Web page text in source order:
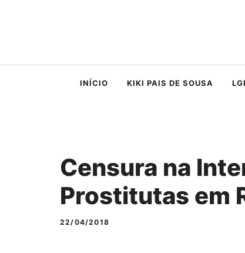
INÍCIO KIKI PAIS DE SOUSA
Censura na
Prostitutas em
22/04/2018